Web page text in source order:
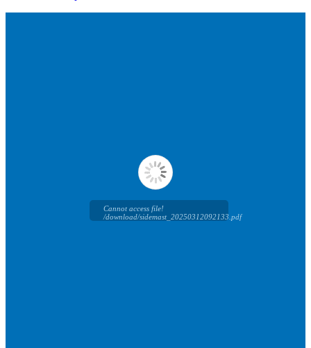
Cannot access file!
/download/sidemast_20250312092133.pdf